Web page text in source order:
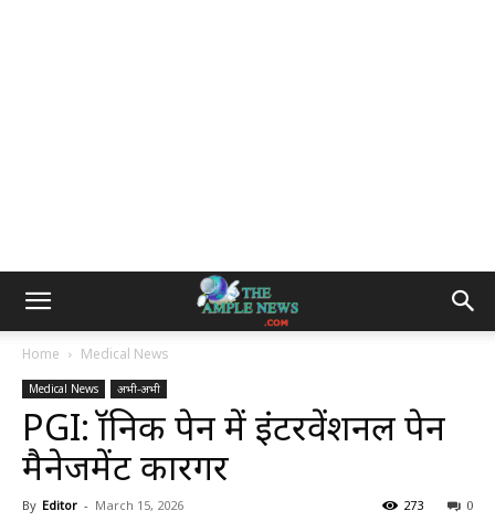
Home Medical News
Medical News अभी-अभी
PGI: क्रॉनिक पेन में इंटरवेंशनल पेन
मैनेजमेंट कारगर
By Editor - March 15, 2026 0
273